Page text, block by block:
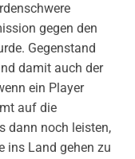
gegen den
Gegenstand
damit auch der
ein Player
auf die
dann noch leisten,
ins Land gehen zu